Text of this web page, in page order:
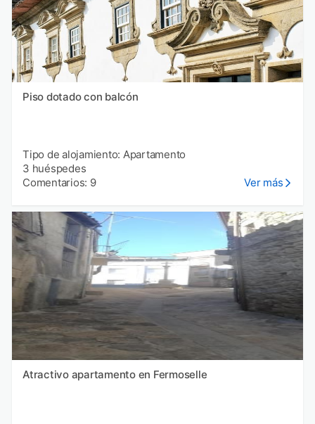
Piso dotado con balcón
Tipo de alojamiento: Apartamento
3 huéspedes
Comentarios: 9
Ver más
Atractivo apartamento en Fermoselle